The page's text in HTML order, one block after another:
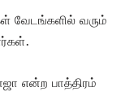
வேடங்களில் வரும்
என்ற பாத்திரம்